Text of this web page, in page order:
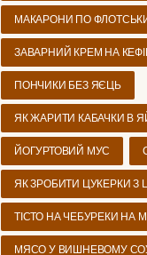
МАКАРОНИ ПО
ЗАВАРНИЙ КРЕМ НА
ПОНЧИКИ БЕЗ ЯЄЦЬ
ЯК ЖАРИТИ КАБАЧКИ В
ЙОГУРТОВИЙ МУС
ЯК ЗРОБИТИ ЦУКЕРКИ З
ТІСТО НА ЧЕБУРЕКИ НА
МЯСО У ВИШНЕВОМУ